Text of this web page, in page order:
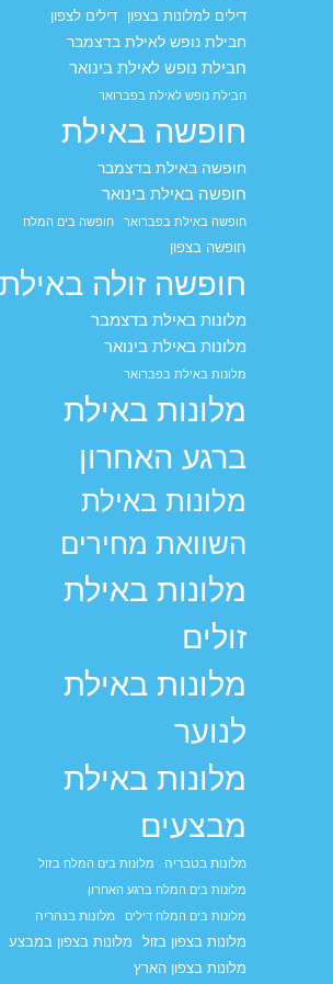
דילים למלונות בצפון דילים לצפון
חבילת נופש לאילת בדצמבר
חבילת נופש לאילת בינואר
חבילת נופש לאילת בפברואר
חופשה באילת
חופשה באילת בדצמבר
חופשה באילת בינואר
חופשה באילת בפברואר חופשה בים המלח
חופשה בצפון
חופשה זולה באילת
מלונות באילת בדצמבר
מלונות באילת בינואר
מלונות באילת בפברואר
מלונות באילת
ברגע האחרון
מלונות באילת
השוואת מחירים
מלונות באילת
זולים
מלונות באילת
לנוער
מלונות באילת
מבצעים
מלונות בטבריה
מלונות בים המלח בזול
מלונות בים המלח ברגע האחרון
מלונות בים המלח דילים
מלונות בנהריה
מלונות בצפון בזול
מלונות בצפון במבצע
מלונות בצפון הארץ